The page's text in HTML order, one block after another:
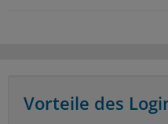
Vorteile des